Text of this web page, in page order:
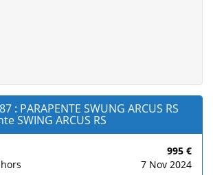
: PARAPENTE SWUNG ARCUS RS
SWING ARCUS RS
995 €
7 Nov 2024